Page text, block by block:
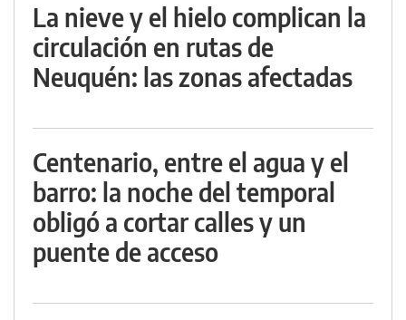
La nieve y el hielo complican la
circulación en rutas de
Neuquén: las zonas afectadas
Centenario, entre el agua y el
barro: la noche del temporal
obligó a cortar calles y un
puente de acceso